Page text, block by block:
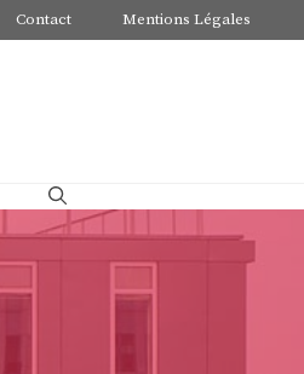
Contact Mentions Légales